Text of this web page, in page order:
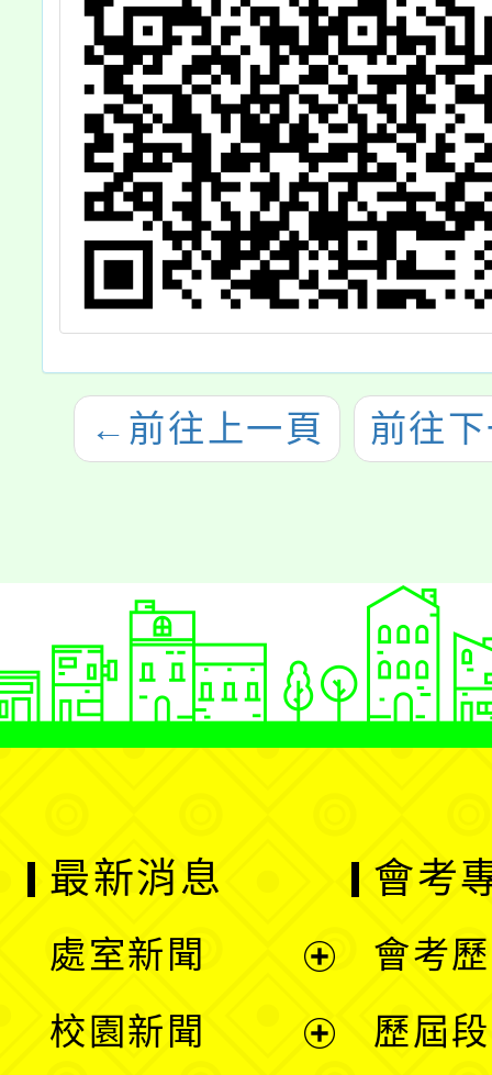
← 前往上一頁 前往
最新消息
處室新聞
校園新聞
會考
會考
歷屆